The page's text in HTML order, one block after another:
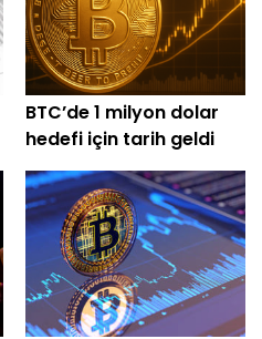
BTC’de 1 milyon dolar
hedefi için tarih geldi